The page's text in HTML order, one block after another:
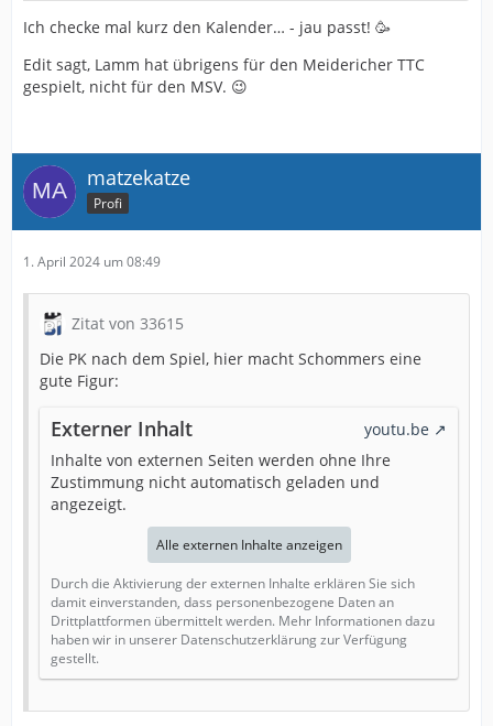
Ich checke mal kurz den Kalender… - jau passt! 🥳
Edit sagt, Lamm hat übrigens für den Meidericher TTC
gespielt, nicht für den MSV. 😉
matzekatze
Profi
1. April 2024 um 08:49
Zitat von 33615
Die PK nach dem Spiel, hier macht Schommers eine
gute Figur:
Externer Inhalt
youtu.be
Inhalte von externen Seiten werden ohne Ihre
Zustimmung nicht automatisch geladen und
angezeigt.
Alle externen Inhalte anzeigen
Durch die Aktivierung der externen Inhalte erklären Sie sich
damit einverstanden, dass personenbezogene Daten an
Drittplattformen übermittelt werden. Mehr Informationen dazu
haben wir in unserer Datenschutzerklärung zur Verfügung
gestellt.